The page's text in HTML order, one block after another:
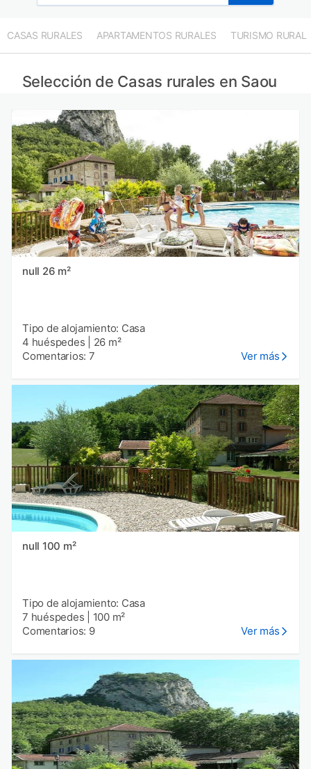
CASAS RURALES APARTAMENTOS RURALES TURISMO RURAL
Selección de Casas rurales en Saou
null 26 m²
Tipo de alojamiento: Casa
4 huéspedes
26 m²
Comentarios: 7
Ver más
null 100 m²
Tipo de alojamiento: Casa
7 huéspedes
100 m²
Comentarios: 9
Ver más